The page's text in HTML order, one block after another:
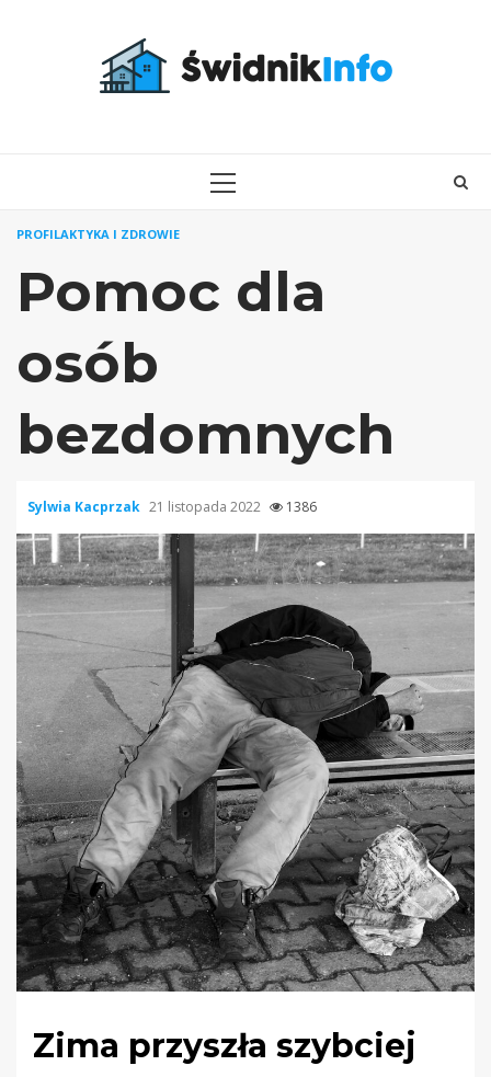
PRIMARY
PROFILAKTYKA I ZDROWIE
Pomoc dla
osób
bezdomnych
Sylwia Kacprzak 21 listopada 2022 1386
Zima przyszła szybciej